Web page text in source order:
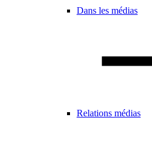
Dans les médias
Relations médias